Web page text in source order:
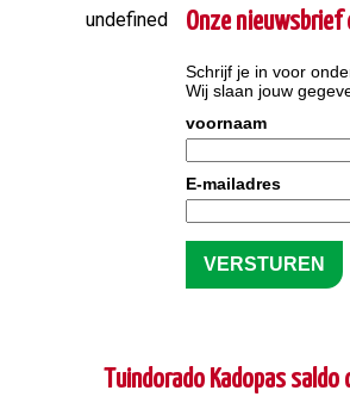
undefined Onze nieuwsbrief
Schrijf je in voor
Wij slaan jouw
voornaam
E-mailadres
Tuindorado Kadopas saldo